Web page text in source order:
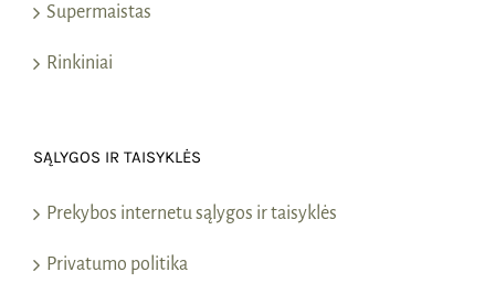
Supermaistas
Rinkiniai
SĄLYGOS IR TAISYKLĖS
Prekybos internetu sąlygos ir taisyklės
Privatumo politika